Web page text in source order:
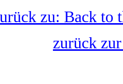
zu: Back to
zurück